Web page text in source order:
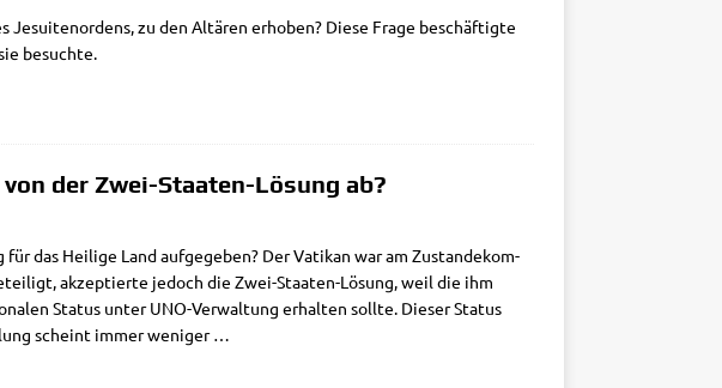
Jesui­ten­or­dens, zu den Altä­ren erho­ben? Die­se Fra­ge beschäf­tig­te
besuchte.
der Zwei-Staaten-Lösung ab?
das Hei­li­ge Land auf­ge­ge­ben? Der Vati­kan war am Zustan­de­kom­
akzep­tier­te jedoch die Zwei-Staa­ten-Lösung, weil die ihm
Sta­tus unter UNO-Ver­­­wal­tung erhal­ten soll­te. Die­ser Sta­tus
scheint immer weni­ger…